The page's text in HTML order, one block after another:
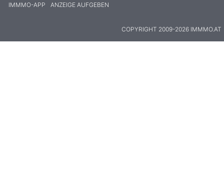
IMMMO-APP
ANZEIGE AUFGEBEN
COPYRIGHT 2009-2026 IMMMO.AT